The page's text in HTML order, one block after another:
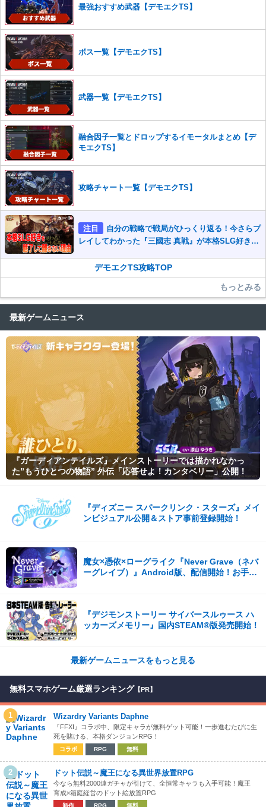
最強おすすめ武器【デモエクTS】
ボス一覧【デモエクTS】
武器一覧【デモエクTS】
融合因子一覧とドロップするイモータルまとめ【デ
モエクTS】
攻略チャート一覧【デモエクTS】
注目
自分の戦略で戦局がひっくり返る！今さらプ
レイしてわかった『三國志 真戦』が本格SLG好きを
デモエクTS攻略TOP
もっとみる
最新ゲームニュース
『ガーディアンテイルズ』メインストーリーでは描かれなかっ
た”もうひとつの物語” 外伝「応答せよ！カンタベリー」公開！
『ディズニー スパークリンク・スターズ』メイ
ンビジュアル公開＆ストア事前登録開始！
魔女×憑依×ローグライク『Never Grave（ネバ
ーグレイブ）』Android版、配信開始！お手頃
『デジモンストーリー サイバースルゥース ハ
ッカーズメモリー』国内STEAM®版発売開始！
最新ゲームニュースをもっと見る
無料スマホゲーム厳選ランキング 【PR】
1 Wizardry Variants Daphne
『FFXI』コラボ中、限定キャラが無料ゲット可能！一歩進むたびに生
死を賭ける、本格ダンジョンRPG！
コラボ RPG 無料
2 ドット伝説～魔王になる異世界放置RPG
今なら無料2000連ガチャが引けて、全恒常キャラも入手可能！魔王
育成×箱庭経営のドット絵放置RPG